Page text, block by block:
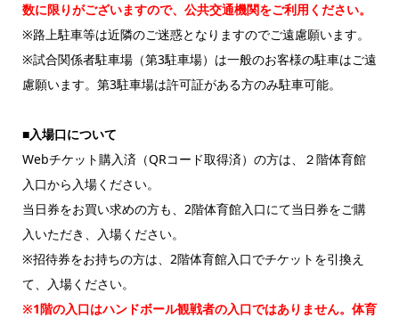
数に限りがございますので、公共交通機関をご利用ください。
※路上駐車等は近隣のご迷惑となりますのでご遠慮願います。
※試合関係者駐車場（第3駐車場）は一般のお客様の駐車はご遠
慮願います。第3駐車場は許可証がある方のみ駐車可能。
■入場口について
Webチケット購入済（QRコード取得済）の方は、２階体育館
入口から入場ください。
当日券をお買い求めの方も、2階体育館入口にて当日券をご購
入いただき、入場ください。
※招待券をお持ちの方は、2階体育館入口でチケットを引換え
て、入場ください。
※1階の入口はハンドボール観戦者の入口ではありません。体育